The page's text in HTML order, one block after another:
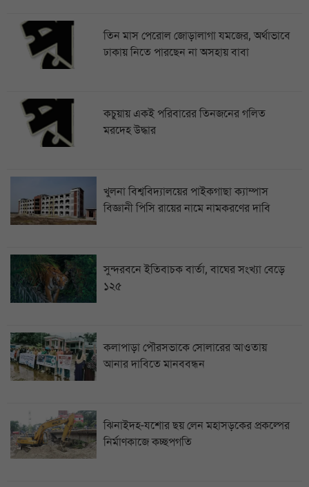
তিন মাস পেরোল জোড়ালাগা যমজের, অর্থাভাবে
ঢাকায় নিতে পারছেন না অসহায় বাবা
কচুয়ায় একই পরিবারের তিনজনের গলিত
মরদেহ উদ্ধার
খুলনা বিশ্ববিদ্যালয়ের পাইকগাছা ক্যাম্পাস
বিজ্ঞানী পিসি রায়ের নামে নামকরণের দাবি
সুন্দরবনে ইতিবাচক বার্তা, বাঘের সংখ্যা বেড়ে
১২৫
কলাপাড়া পৌরসভাকে সোলারের আওতায়
আনার দাবিতে মানববন্ধন
ঝিনাইদহ-যশোর ছয় লেন মহাসড়কের প্রকল্পের
নির্মাণকাজে কচ্ছপগতি